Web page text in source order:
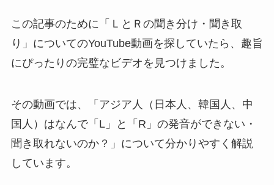
この記事のために「ＬとＲの聞き分け・聞き取
り」についてのYouTube動画を探していたら、趣旨
にぴったりの完璧なビデオを見つけました。
その動画では、「アジア人（日本人、韓国人、中
国人）はなんで「L」と「R」の発音ができない・
聞き取れないのか？」について分かりやすく解説
しています。